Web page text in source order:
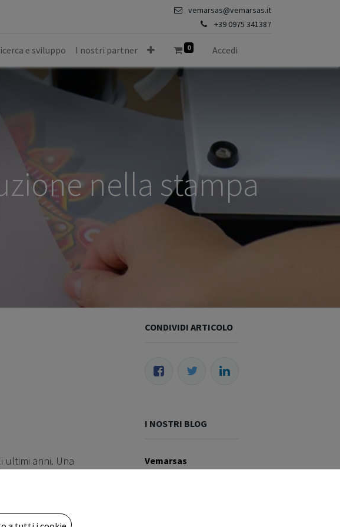
vemarsas@vemarsas.it
+39 0975 341387
e sviluppo I nostri partner 0 Accedi
nella stampa
ultimi anni. Una
qualità per la
cosa rende le
CONDIVIDI ARTICOLO
I NOSTRI BLOG
Vemarsas